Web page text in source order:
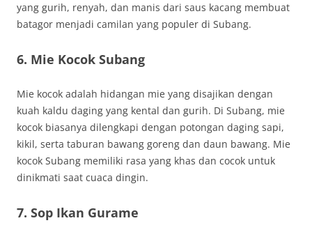
yang gurih, renyah, dan manis dari saus kacang membuat
batagor menjadi camilan yang populer di Subang.
6. Mie Kocok Subang
Mie kocok adalah hidangan mie yang disajikan dengan
kuah kaldu daging yang kental dan gurih. Di Subang, mie
kocok biasanya dilengkapi dengan potongan daging sapi,
kikil, serta taburan bawang goreng dan daun bawang. Mie
kocok Subang memiliki rasa yang khas dan cocok untuk
dinikmati saat cuaca dingin.
7. Sop Ikan Gurame